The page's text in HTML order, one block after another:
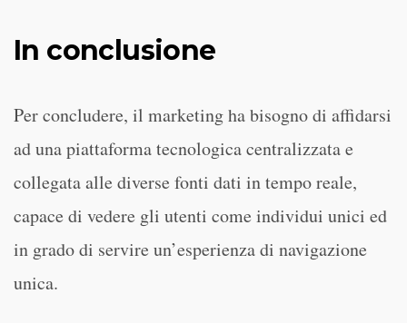
In conclusione
Per concludere, il marketing ha bisogno di affidarsi
ad una piattaforma tecnologica centralizzata e
collegata alle diverse fonti dati in tempo reale,
capace di vedere gli utenti come individui unici ed
in grado di servire un’esperienza di navigazione
unica.